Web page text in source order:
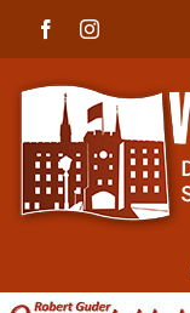
FacebookInstagram